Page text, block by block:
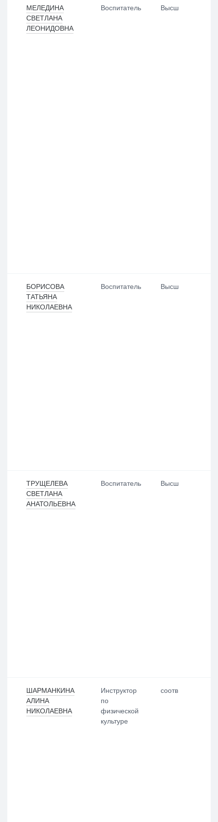
МЕЛЕДИНА
СВЕТЛАНА
ЛЕОНИДОВНА
Воспитатель Высш
БОРИСОВА
ТАТЬЯНА
НИКОЛАЕВНА
Воспитатель Высш
ТРУЩЕЛЕВА
СВЕТЛАНА
АНАТОЛЬЕВНА
Воспитатель Высш
ШАРМАНКИНА
АЛИНА
НИКОЛАЕВНА
Инструктор
по
физической
культуре
соотв